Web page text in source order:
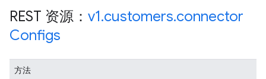
REST 资源： v1.customers.connector
Configs
方法